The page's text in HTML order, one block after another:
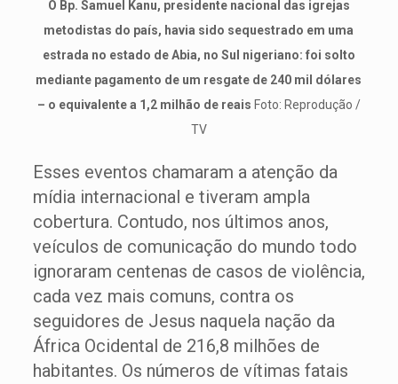
O Bp. Samuel Kanu, presidente nacional das igrejas
metodistas do país, havia sido sequestrado em uma
estrada no estado de Abia, no Sul nigeriano: foi solto
mediante pagamento de um resgate de 240 mil dólares
– o equivalente a 1,2 milhão de reais Foto: Reprodução /
TV
Esses eventos chamaram a atenção da
mídia internacional e tiveram ampla
cobertura. Contudo, nos últimos anos,
veículos de comunicação do mundo todo
ignoraram centenas de casos de violência,
cada vez mais comuns, contra os
seguidores de Jesus naquela nação da
África Ocidental de 216,8 milhões de
habitantes. Os números de vítimas fatais